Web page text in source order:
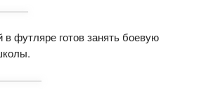
в футляре готов занять боевую